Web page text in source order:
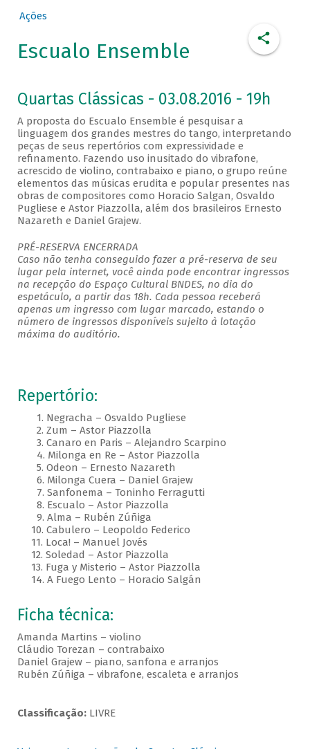
Ações
Escualo Ensemble
Quartas Clássicas - 03.08.2016 - 19h
A proposta do Escualo Ensemble é pesquisar a
linguagem dos grandes mestres do tango, interpretando
peças de seus repertórios com expressividade e
refinamento. Fazendo uso inusitado do vibrafone,
acrescido de violino, contrabaixo e piano, o grupo reúne
elementos das músicas erudita e popular presentes nas
obras de compositores como Horacio Salgan, Osvaldo
Pugliese e Astor Piazzolla, além dos brasileiros Ernesto
Nazareth e Daniel Grajew.
PRÉ-RESERVA ENCERRADA
Caso não tenha conseguido fazer a pré-reserva de seu
lugar pela internet, você ainda pode encontrar ingressos
na recepção do Espaço Cultural BNDES, no dia do
espetáculo, a partir das 18h. Cada pessoa receberá
apenas um ingresso com lugar marcado, estando o
número de ingressos disponíveis sujeito à lotação
máxima do auditório.
Repertório:
1. Negracha – Osvaldo Pugliese
2. Zum – Astor Piazzolla
3. Canaro en Paris – Alejandro Scarpino
4. Milonga en Re – Astor Piazzolla
5. Odeon – Ernesto Nazareth
6. Milonga Cuera – Daniel Grajew
7. Sanfonema – Toninho Ferragutti
8. Escualo – Astor Piazzolla
9. Alma – Rubén Zúñiga
10. Cabulero – Leopoldo Federico
11. Loca! – Manuel Jovés
12. Soledad – Astor Piazzolla
13. Fuga y Misterio – Astor Piazzolla
14. A Fuego Lento – Horacio Salgán
Ficha técnica:
Amanda Martins – violino
Cláudio Torezan – contrabaixo
Daniel Grajew – piano, sanfona e arranjos
Rubén Zúñiga – vibrafone, escaleta e arranjos
Classificação:LIVRE